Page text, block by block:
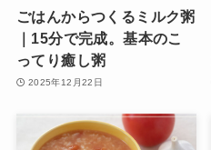
ごはんからつくるミルク粥
｜15分で完成。基本のこ
ってり癒し粥
2025年12月22日